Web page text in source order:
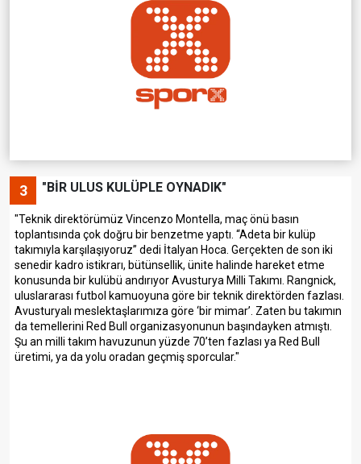
3 "BİR ULUS KULÜPLE OYNADIK"
"Teknik direktörümüz Vincenzo Montella, maç önü basın
toplantısında çok doğru bir benzetme yaptı. “Adeta bir kulüp
takımıyla karşılaşıyoruz” dedi İtalyan Hoca. Gerçekten de son iki
senedir kadro istikrarı, bütünsellik, ünite halinde hareket etme
konusunda bir kulübü andırıyor Avusturya Milli Takımı. Rangnick,
uluslararası futbol kamuoyuna göre bir teknik direktörden fazlası.
Avusturyalı meslektaşlarımıza göre ‘bir mimar’. Zaten bu takımın
da temellerini Red Bull organizasyonunun başındayken atmıştı.
Şu an milli takım havuzunun yüzde 70’ten fazlası ya Red Bull
üretimi, ya da yolu oradan geçmiş sporcular."